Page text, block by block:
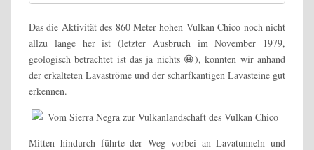
Das die Aktivität des 860 Meter hohen Vulkan Chico noch nicht
allzu lange her ist (letzter Ausbruch im November 1979,
geologisch betrachtet ist das ja nichts 😀), konnten wir anhand
der erkalteten Lavaströme und der scharfkantigen Lavasteine gut
erkennen.
Mitten hindurch führte der Weg vorbei an Lavatunneln und